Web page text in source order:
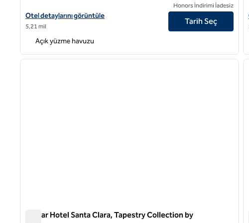
Hilton Garden Inn Sunnyvale için otel detaylarını görüntüleyin
Otel detaylarını görüntüle
5,21 mil
Honors İndirimi İadesiz
Tarih Seç
Açık yüzme havuzu
1 / 12
Avatar Hotel Santa Clara, Tapestry Collection by
1